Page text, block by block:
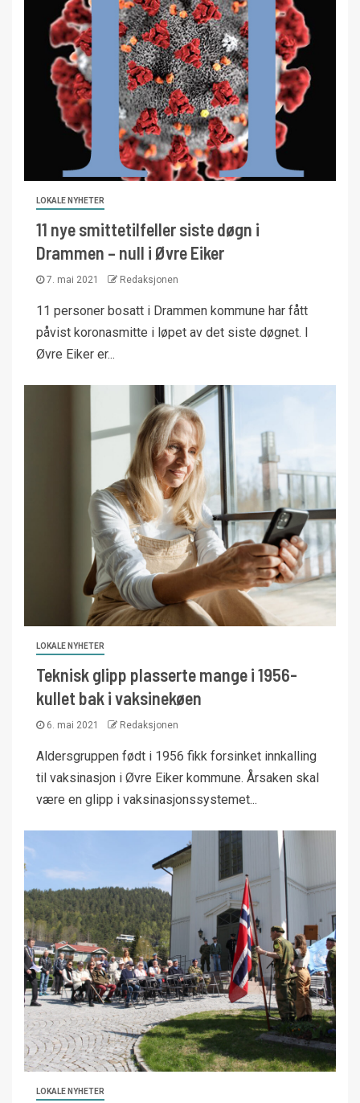
LOKALE NYHETER
11 nye smittetilfeller siste døgn i
Drammen – null i Øvre Eiker
7. mai 2021 Redaksjonen
11 personer bosatt i Drammen kommune har fått
påvist koronasmitte i løpet av det siste døgnet. I
Øvre Eiker er...
LOKALE NYHETER
Teknisk glipp plasserte mange i 1956-
kullet bak i vaksinekøen
6. mai 2021 Redaksjonen
Aldersgruppen født i 1956 fikk forsinket innkalling
til vaksinasjon i Øvre Eiker kommune. Årsaken skal
være en glipp i vaksinasjonssystemet...
LOKALE NYHETER